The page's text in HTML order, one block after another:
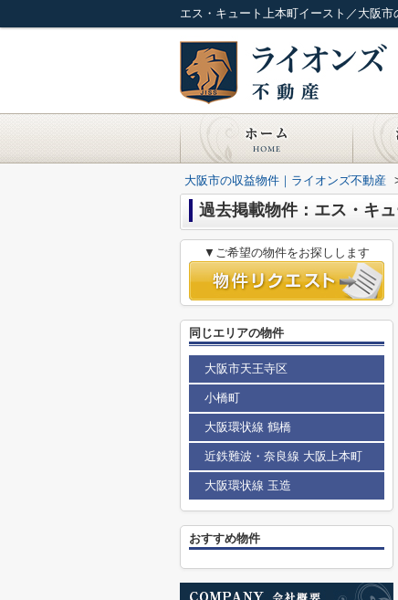
エス・キュート上本町イースト／大阪
大阪市の収益物件｜ライオンズ不動産
過去掲載物件：エス・キ
▼ご希望の物件をお探しします
同じエリアの物件
大阪市天王寺区
小橋町
大阪環状線 鶴橋
近鉄難波・奈良線 大阪上本町
大阪環状線 玉造
おすすめ物件